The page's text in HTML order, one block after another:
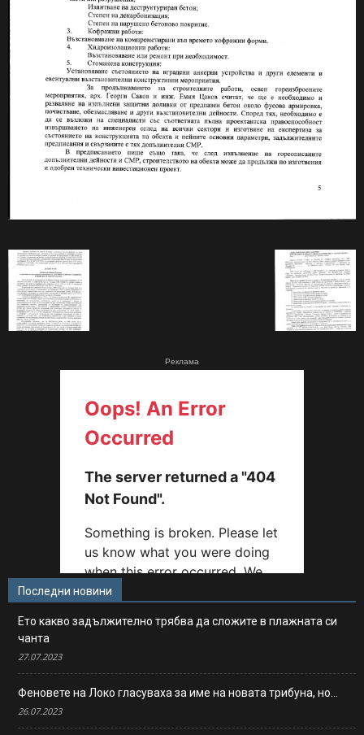
Реклама
Последни новини
Ето какво задължително трябва да сложите в плажната си
чанта
27.07.2023
Феновете на Локо гласуваха за име на новата трибуна, но…
26.07.2023